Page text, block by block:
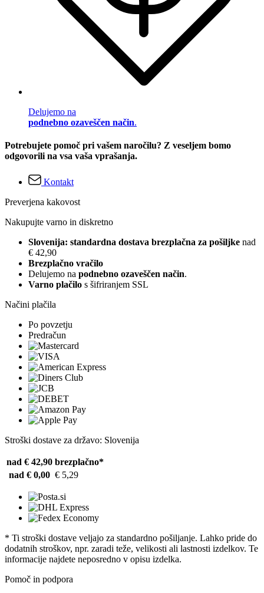
Delujemo na
podnebno ozaveščen način.
Potrebujete pomoč pri vašem naročilu? Z veseljem bomo
odgovorili na vsa vaša vprašanja.
Kontakt
Preverjena kakovost
Nakupujte varno in diskretno
Slovenija: standardna dostava brezplačna za pošiljke nad
€ 42,90
Brezplačno vračilo
Delujemo na podnebno ozaveščen način.
Varno plačilo s šifriranjem SSL
Načini plačila
Po povzetju
Predračun
Stroški dostave za državo: Slovenija
nad € 42,90 brezplačno*
nad € 0,00 € 5,29
* Ti stroški dostave veljajo za standardno pošiljanje. Lahko pride do
dodatnih stroškov, npr. zaradi teže, velikosti ali lastnosti izdelkov. Te
informacije najdete neposredno v opisu izdelka.
Pomoč in podpora